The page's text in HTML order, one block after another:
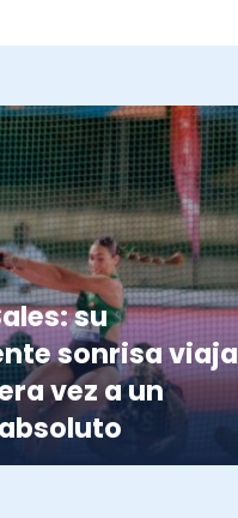
su
sonrisa viaja
vez a un